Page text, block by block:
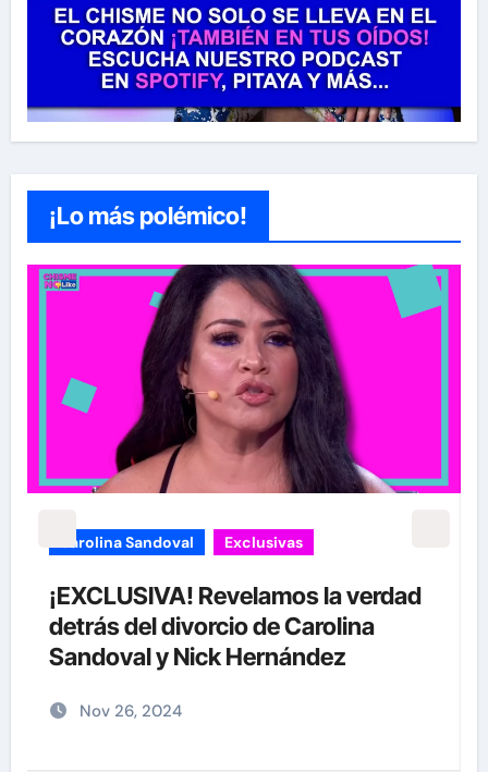
¡Lo más polémico!
carolina Sandoval Exclusivas
¡EXCLUSIVA! Revelamos la verdad
detrás del divorcio de Carolina
Sandoval y Nick Hernández
Nov 26, 2024